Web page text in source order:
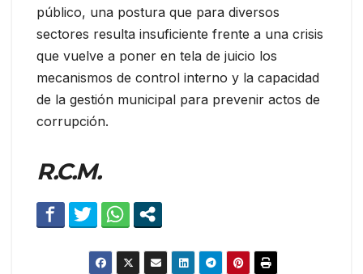
público, una postura que para diversos
sectores resulta insuficiente frente a una crisis
que vuelve a poner en tela de juicio los
mecanismos de control interno y la capacidad
de la gestión municipal para prevenir actos de
corrupción.
R.C.M.